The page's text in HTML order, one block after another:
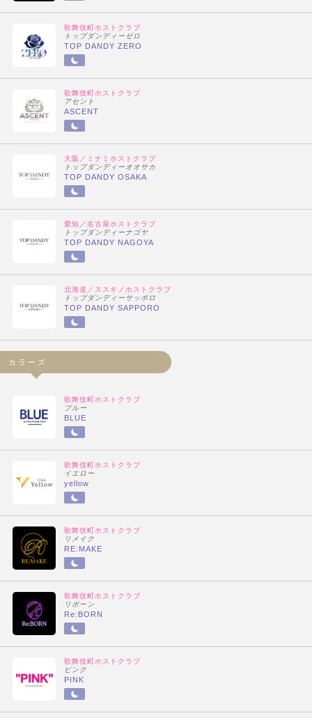
歌舞伎町ホストクラブ
トップダンディーゼロ
TOP DANDY ZERO
歌舞伎町ホストクラブ
アセント
ASCENT
大阪／ミナミホストクラブ
トップダンディーオオサカ
TOP DANDY OSAKA
愛知／名古屋ホストクラブ
トップダンディーナゴヤ
TOP DANDY NAGOYA
北海道／ススキノホストクラブ
トップダンディーサッポロ
TOP DANDY SAPPORO
カラーズ
歌舞伎町ホストクラブ
ブルー
BLUE
歌舞伎町ホストクラブ
イエロー
yellow
歌舞伎町ホストクラブ
リメイク
RE:MAKE
歌舞伎町ホストクラブ
リボーン
Re:BORN
歌舞伎町ホストクラブ
ピンク
PINK